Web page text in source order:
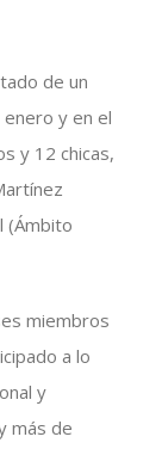
de un
y en el
y 12 chicas,
(Ámbito
miembros
a lo
y
más de